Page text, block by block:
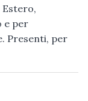
e per
Presenti, per